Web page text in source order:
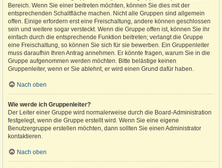
Bereich. Wenn Sie einer beitreten möchten, können Sie dies mit der
entsprechenden Schaltfläche machen. Nicht alle Gruppen sind allgemein
offen. Einige erfordern erst eine Freischaltung, andere können geschlossen
sein und weitere sogar versteckt. Wenn die Gruppe offen ist, können Sie ihr
einfach durch die entsprechende Funktion beitreten; verlangt die Gruppe
eine Freischaltung, so können Sie sich für sie bewerben. Ein Gruppenleiter
muss daraufhin Ihren Antrag annehmen. Er könnte fragen, warum Sie in die
Gruppe aufgenommen werden möchten. Bitte belästige keinen
Gruppenleiter, wenn er Sie ablehnt, er wird einen Grund dafür haben.
Nach oben
Wie werde ich Gruppenleiter?
Der Leiter einer Gruppe wird normalerweise durch die Board-Administration
festgelegt, wenn die Gruppe erstellt wird. Wenn Sie eine eigene
Benutzergruppe erstellen möchten, dann sollten Sie einen Administrator
kontaktieren.
Nach oben